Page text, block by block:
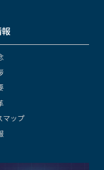
マップ